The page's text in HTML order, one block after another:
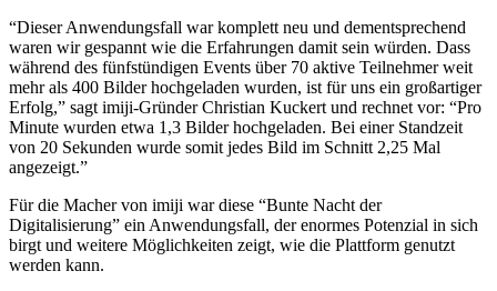
“Dieser Anwendungsfall war komplett neu und dementsprechend
waren wir gespannt wie die Erfahrungen damit sein würden. Dass
während des fünfstündigen Events über 70 aktive Teilnehmer weit
mehr als 400 Bilder hochgeladen wurden, ist für uns ein großartiger
Erfolg,” sagt imiji-Gründer Christian Kuckert und rechnet vor: “Pro
Minute wurden etwa 1,3 Bilder hochgeladen. Bei einer Standzeit
von 20 Sekunden wurde somit jedes Bild im Schnitt 2,25 Mal
angezeigt.”
Für die Macher von imiji war diese “Bunte Nacht der
Digitalisierung” ein Anwendungsfall, der enormes Potenzial in sich
birgt und weitere Möglichkeiten zeigt, wie die Plattform genutzt
werden kann.